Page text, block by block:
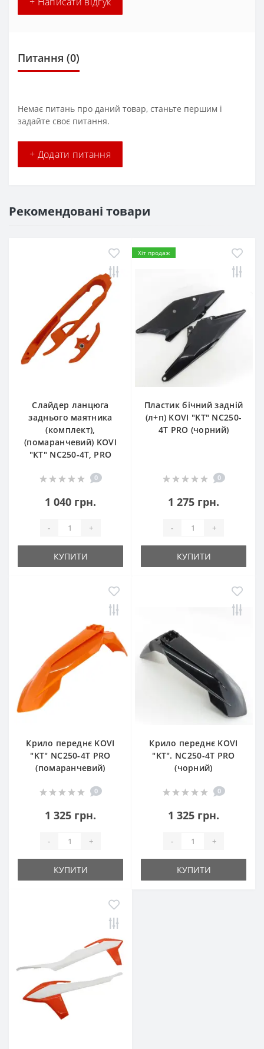
Питання (0)
Немає питань про даний товар, станьте першим і
задайте своє питання.
+ Додати питання
Рекомендовані товари
Слайдер ланцюга
заднього маятника
(комплект),
(помаранчевий) KOVI
"КТ" NC250-4Т, PRO
0
1 040 грн.
- +
КУПИТИ
Хіт продаж
Пластик бічний задній
(л+п) KOVI "KT" NC250-
4Т PRO (чорний)
0
1 275 грн.
- +
КУПИТИ
Крило переднє KOVI
"KT" NC250-4Т PRO
(помаранчевий)
0
1 325 грн.
- +
КУПИТИ
Крило переднє KOVI
"KT". NC250-4Т PRO
(чорний)
0
1 325 грн.
- +
КУПИТИ